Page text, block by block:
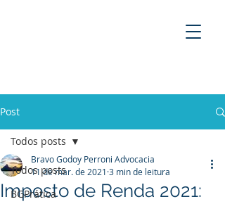
Post
Todos posts
BGPrática
Todos posts
Imposto de Renda 2021:
Bravo Godoy Perroni Advocacia
11 de mar. de 2021 3 min de leitura